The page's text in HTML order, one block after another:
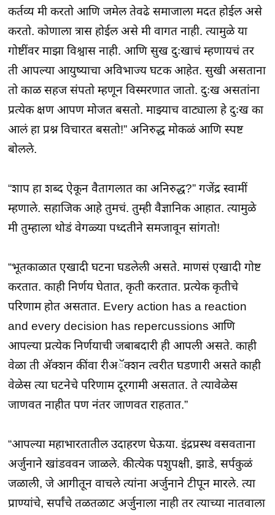
कर्तव्य मी करतो आणि जमेल तेवढे समाजाला मदत होईल असे
करतो. कोणाला त्रास होईल असे मी वागत नाही. त्यामुळे या
गोष्टींवर माझा विश्वास नाही. आणि सुख दुःखाचं म्हणायचं तर
ती आपल्या आयुष्याचा अविभाज्य घटक आहेत. सुखी असताना
तो काळ सहज संपतो म्हणून विस्मरणात जातो. दुःख असतांना
प्रत्येक क्षण आपण मोजत बसतो. माझ्याच वाट्याला हे दुःख का
आलं हा प्रश्न विचारत बसतो!” अनिरुद्ध मोकळं आणि स्पष्ट
बोलले.
“शाप हा शब्द ऐकून वैतागलात का अनिरुद्ध?” गजेंद्र स्वामीं
म्हणाले. सहाजिक आहे तुमचं. तुम्ही वैज्ञानिक आहात. त्यामुळे
मी तुम्हाला थोडं वेगळ्या पध्दतीने समजावून सांगतो!
“भूतकाळात एखादी घटना घडलेली असते. माणसं एखादी गोष्ट
करतात. काही निर्णय घेतात, कृती करतात. प्रत्येक कृतीचे
परिणाम होत असतात. Every action has a reaction
and every decision has repercussions आणि
आपल्या प्रत्येक निर्णयाची जबाबदारी ही आपली असते. काही
वेळा ती अ‍ॅक्शन कींवा रीअॅक्शन त्वरीत घडणारी असते काही
वेळेस त्या घटनेचे परिणाम दूरगामी असतात. ते त्यावेळेस
जाणवत नाहीत पण नंतर जाणवत राहतात.”
“आपल्या महाभारतातील उदाहरण घेऊया. इंद्रप्रस्थ वसवताना
अर्जुनाने खांडववन जाळले. कीत्येक पशुपक्षी, झाडे, सर्पकुळं
जळाली, जे आगीतून वाचले त्यांना अर्जुनाने टीपून मारले. त्या
प्राण्यांचे, सर्पांचे तळतळाट अर्जुनाला नाही तर त्याच्या नातवाला